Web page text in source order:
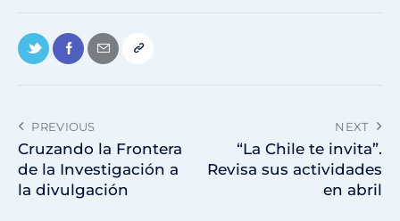
PREVIOUS
Cruzando la Frontera
de la Investigación a
la divulgación
NEXT
“La Chile te invita”.
Revisa sus actividades
en abril